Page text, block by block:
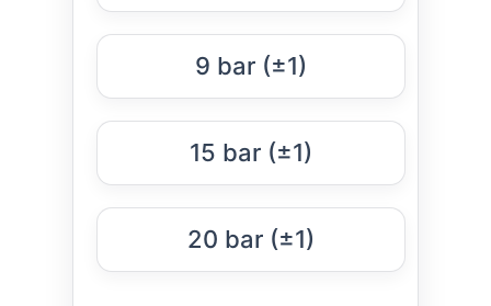
9 bar (±1)
15 bar (±1)
20 bar (±1)